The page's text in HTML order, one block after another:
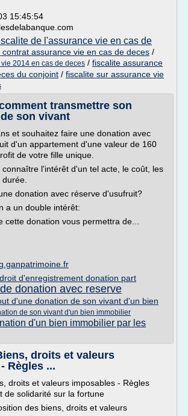
15:45:54
de l'assurance vie en cas de
contrat assurance vie en cas de deces /
2014 en cas de deces / fiscalite assurance
du conjoint / fiscalite sur assurance vie
transmettre son
son vivant
et souhaitez faire une donation avec
d'un appartement d'une valeur de 160
de votre fille unique.
connaître l'intérêt d'un tel acte, le coût, les
donation avec réserve d'usufruit?
a un double intérêt:
cette donation vous permettra de...
droit d'enregistrement donation part
donation avec reserve
d'une donation de son vivant d'un bien
de son vivant d'un bien immobilier
d'un bien immobilier par les
droits et valeurs
Règles ...
droits et valeurs imposables - Règles
de solidarité sur la fortune
des biens, droits et valeurs